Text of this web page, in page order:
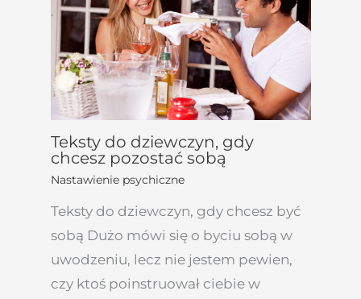
Teksty do dziewczyn, gdy
chcesz pozostać sobą
Nastawienie psychiczne
Teksty do dziewczyn, gdy chcesz być
sobą Dużo mówi się o byciu sobą w
uwodzeniu, lecz nie jestem pewien,
czy ktoś poinstruował ciebie w